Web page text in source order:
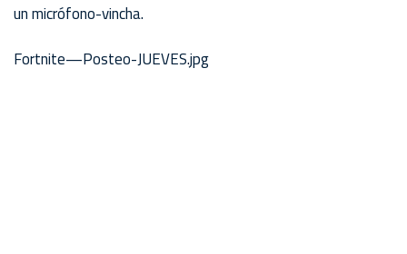
un micrófono-vincha.
Fortnite—Posteo-JUEVES.jpg